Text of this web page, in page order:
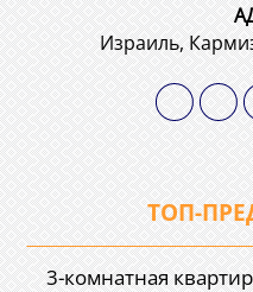
Израиль,
ТОП-
3-комнатная